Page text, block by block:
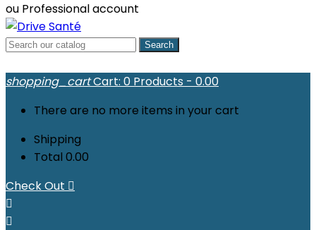
ou Professional account
Search
shopping_cartCart: 0 Products - 0.00
There are no more items in your cart
Shipping
Total 0.00
Check Out 

